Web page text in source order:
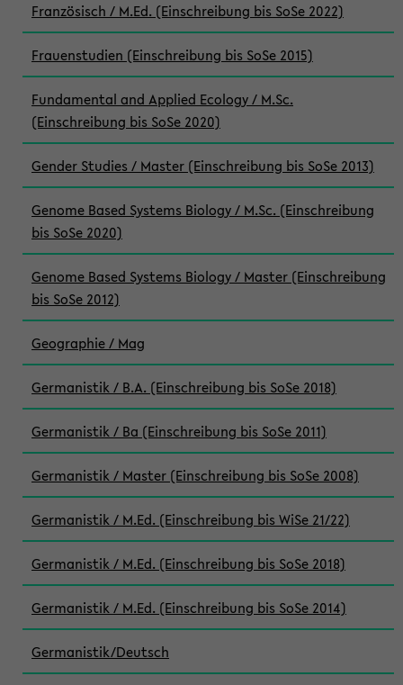
Französisch / M.Ed. (Einschreibung bis SoSe 2022)
Frauenstudien (Einschreibung bis SoSe 2015)
Fundamental and Applied Ecology / M.Sc.
(Einschreibung bis SoSe 2020)
Gender Studies / Master (Einschreibung bis SoSe 2013)
Genome Based Systems Biology / M.Sc. (Einschreibung
bis SoSe 2020)
Genome Based Systems Biology / Master (Einschreibung
bis SoSe 2012)
Geographie / Mag
Germanistik / B.A. (Einschreibung bis SoSe 2018)
Germanistik / Ba (Einschreibung bis SoSe 2011)
Germanistik / Master (Einschreibung bis SoSe 2008)
Germanistik / M.Ed. (Einschreibung bis WiSe 21/22)
Germanistik / M.Ed. (Einschreibung bis SoSe 2018)
Germanistik / M.Ed. (Einschreibung bis SoSe 2014)
Germanistik/Deutsch